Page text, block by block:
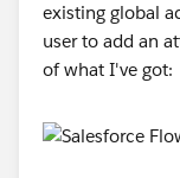
existing global
user to add an
of what I've got: